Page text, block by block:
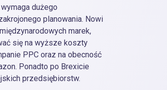
dużego
planowania. Nowi
marek,
się na wyższe koszty
PPC oraz na obecność
Ponadto po Brexicie
przedsiębiorstw.